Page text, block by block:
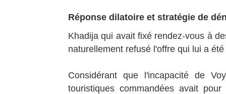
Réponse dilatoire et stratégie de
Khadija qui avait fixé rendez-vous à
naturellement refusé l'offre qui lui a
Considérant que l'incapacité de
touristiques commandées avait